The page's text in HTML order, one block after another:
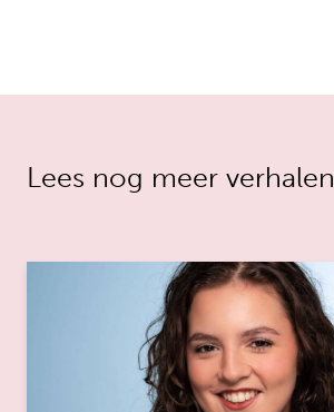
Lees nog meer verhalen